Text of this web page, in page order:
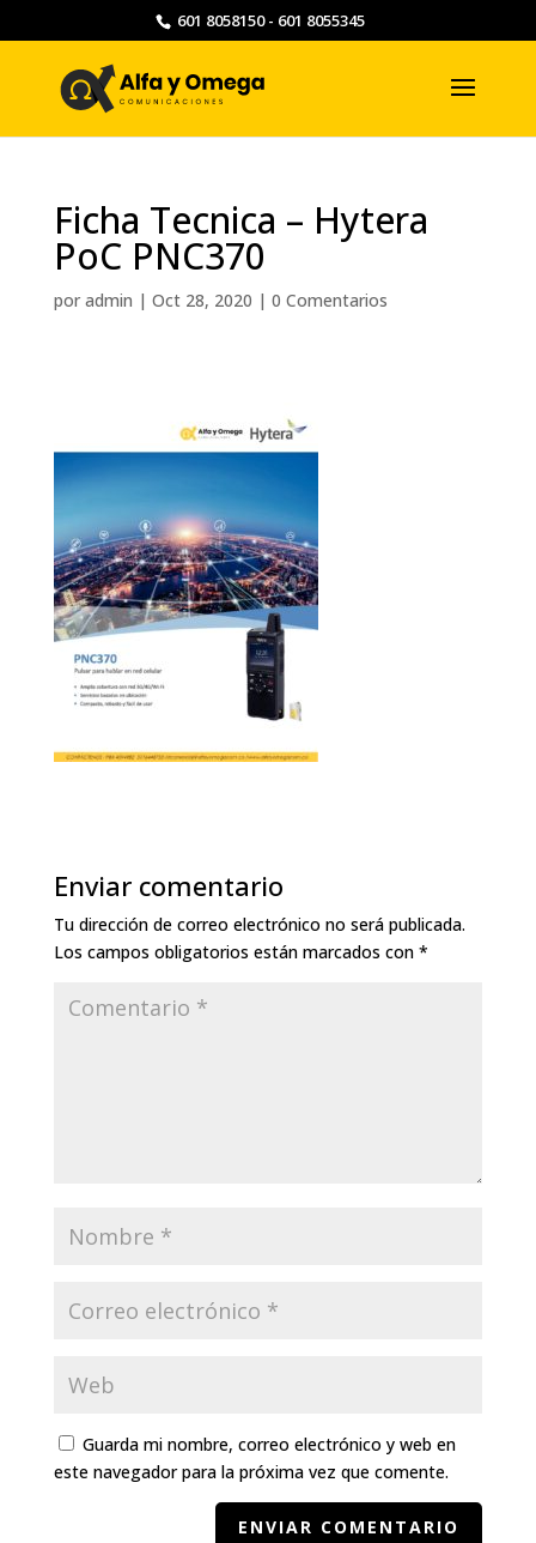
601 8058150 - 601 8055345
Ficha Tecnica – Hytera
PoC PNC370
por admin | Oct 28, 2020 | 0 Comentarios
Enviar comentario
Tu dirección de correo electrónico no será publicada.
Los campos obligatorios están marcados con *
Guarda mi nombre, correo electrónico y web en
este navegador para la próxima vez que comente.